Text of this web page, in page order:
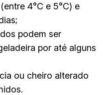
4°C e 5°C) e
podem ser
por até alguns
ou cheiro alterado